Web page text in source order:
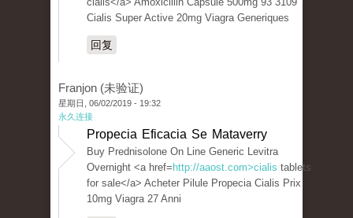
Cialis Super Active 20mg Viagra Generiques
回复
Franjon (未验证)
星期日, 06/02/2019 - 19:32
永久连接
Propecia Eficacia Se Mataverry
Buy Prednisolone On Line Generic Levitra
Overnight <a href= http://aaost.com>cialis tablets
for sale</a> Acheter Pilule Propecia Cialis Prix
10mg Viagra 27 Anni